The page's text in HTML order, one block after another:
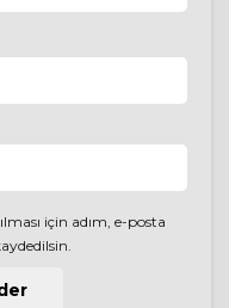
için adım, e-posta